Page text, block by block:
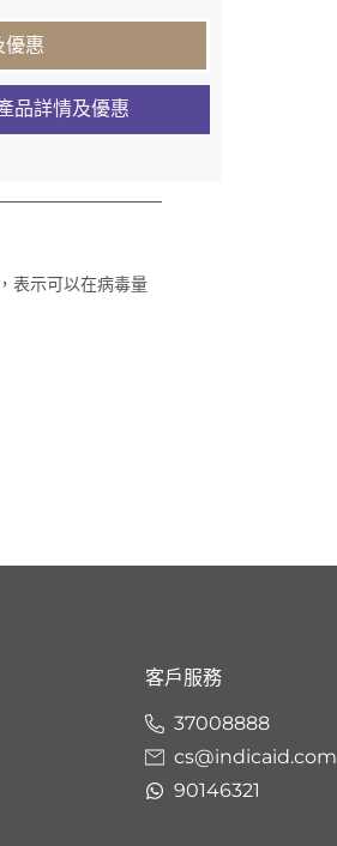
優惠
品詳情及優惠
表示可以在病毒量
客戶服務
37008888
cs@indicaid.com
90146321